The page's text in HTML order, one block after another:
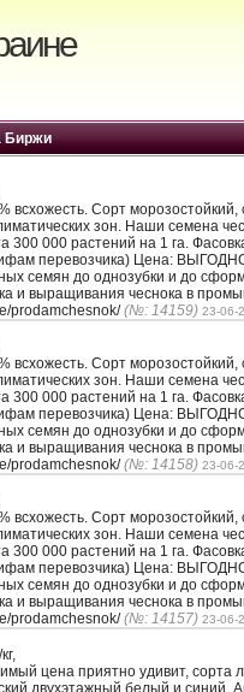
Биржи
Сорт
зон. Наши семена
300 000 растений на 1 га.
перевозчика) Цена:
семян до однозубки и до
и выращивания чеснока в
prodamchesnok/(№: 14159) 23-06-
Сорт
зон. Наши семена
300 000 растений на 1 га.
перевозчика) Цена:
семян до однозубки и до
и выращивания чеснока в
prodamchesnok/(№: 14158) 23-06-
Сорт
зон. Наши семена
300 000 растений на 1 га.
перевозчика) Цена:
семян до однозубки и до
и выращивания чеснока в
prodamchesnok/(№: 14157) 23-06-
цена приятно удивит,
двухэтажный белый и синий,